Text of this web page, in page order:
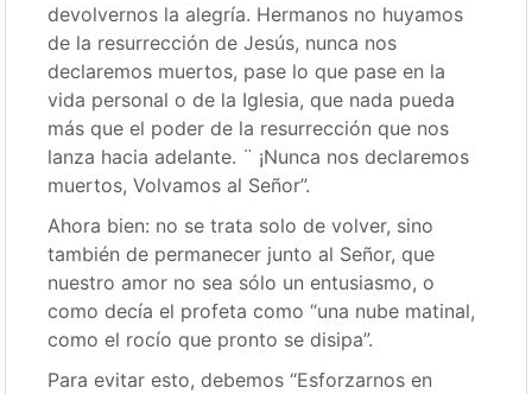
devolvernos la alegría. Hermanos no huyamos
de la resurrección de Jesús, nunca nos
declaremos muertos, pase lo que pase en la
vida personal o de la Iglesia, que nada pueda
más que el poder de la resurrección que nos
lanza hacia adelante. ¨ ¡Nunca nos declaremos
muertos, Volvamos al Señor”.
Ahora bien: no se trata solo de volver, sino
también de permanecer junto al Señor, que
nuestro amor no sea sólo un entusiasmo, o
como decía el profeta como “una nube matinal,
como el rocío que pronto se disipa”.
Para evitar esto, debemos “Esforzarnos en